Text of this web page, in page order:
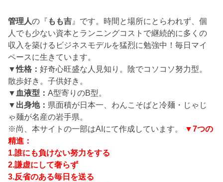
管理人の『 もも吉 』です。時間と場所にとらわれず、個
人でも少ない資本とランニングコストで継続的に多くの
収入を築けるビジネスモデルを猛烈に勉強中！毎日マイ
ペースに生きています。
▼性格：好奇心旺盛な人見知り。陰でコソコソ努力型。
散歩好き。子供好き。
▼血液型：A型寄りのB型。
▼出身地： 県面積が日本一、わんこそばと冷麺・じゃじ
ゃ麺が名産の岩手県。
※尚、本サイトの一部はAIにて作成しています。
▼7つの
精進：
1.誰にも負けない努力をする
2.謙虚にして奢らず
3.反省のある毎日を送る